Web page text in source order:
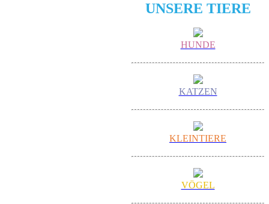
UNSERE TIERE
HUNDE
KATZEN
KLEINTIERE
VÖGEL